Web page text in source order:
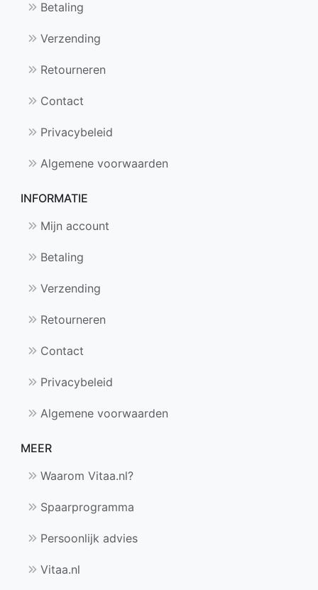
Betaling
Verzending
Retourneren
Contact
Privacybeleid
Algemene voorwaarden
INFORMATIE
Mijn account
Betaling
Verzending
Retourneren
Contact
Privacybeleid
Algemene voorwaarden
MEER
Waarom Vitaa.nl?
Spaarprogramma
Persoonlijk advies
Vitaa.nl